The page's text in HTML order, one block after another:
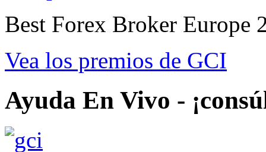
Best Forex Broker Europe
Vea los premios de GCI
Ayuda En Vivo -